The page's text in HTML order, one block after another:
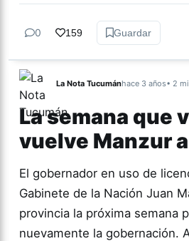
0 159 Guardar
La Nota Tucumánhace 3 años• 2
La semana que
vuelve Manzur
El gobernador en uso de
Gabinete de la Nación Juan
provincia la próxima semana
nuevamente la gobernación.